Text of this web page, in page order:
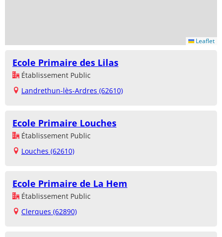
Leaflet
Ecole Primaire des Lilas
Établissement Public
Landrethun-lès-Ardres (62610)
Ecole Primaire Louches
Établissement Public
Louches (62610)
Ecole Primaire de La Hem
Établissement Public
Clerques (62890)